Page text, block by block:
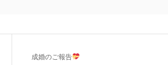
成婚のご報告